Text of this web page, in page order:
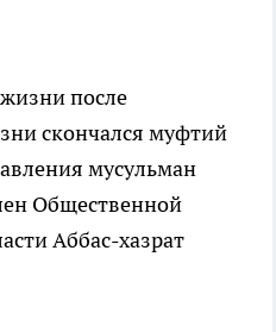
после
скончался муфтий
мусульман
Общественной
Аббас-хазрат